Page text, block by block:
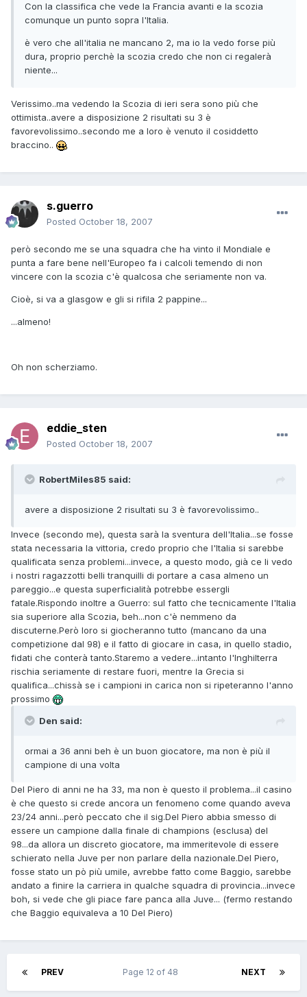
Con la classifica che vede la Francia avanti e la scozia
comunque un punto sopra l'Italia.
è vero che all'italia ne mancano 2, ma io la vedo forse più
dura, proprio perchè la scozia credo che non ci regalerà
niente...
Verissimo..ma vedendo la Scozia di ieri sera sono più che
ottimista..avere a disposizione 2 risultati su 3 è
favorevolissimo..secondo me a loro è venuto il cosiddetto
braccino..
s.guerro
Posted October 18, 2007
però secondo me se una squadra che ha vinto il Mondiale e
punta a fare bene nell'Europeo fa i calcoli temendo di non
vincere con la scozia c'è qualcosa che seriamente non va.
Cioè, si va a glasgow e gli si rifila 2 pappine...
...almeno!
Oh non scherziamo.
eddie_sten
Posted October 18, 2007
RobertMiles85 said:
avere a disposizione 2 risultati su 3 è favorevolissimo..
Invece (secondo me), questa sarà la sventura dell'Italia...se fosse
stata necessaria la vittoria, credo proprio che l'Italia si sarebbe
qualificata senza problemi...invece, a questo modo, già ce li vedo
i nostri ragazzotti belli tranquilli di portare a casa almeno un
pareggio...e questa superficialità potrebbe essergli
fatale.Rispondo inoltre a Guerro: sul fatto che tecnicamente l'Italia
sia superiore alla Scozia, beh...non c'è nemmeno da
discuterne.Però loro si giocheranno tutto (mancano da una
competizione dal 98) e il fatto di giocare in casa, in quello stadio,
fidati che conterà tanto.Staremo a vedere...intanto l'Inghilterra
rischia seriamente di restare fuori, mentre la Grecia si
qualifica...chissà se i campioni in carica non si ripeteranno l'anno
prossimo
Den said:
ormai a 36 anni beh è un buon giocatore, ma non è più il
campione di una volta
Del Piero di anni ne ha 33, ma non è questo il problema...il casino
è che questo si crede ancora un fenomeno come quando aveva
23/24 anni...però peccato che il sig.Del Piero abbia smesso di
essere un campione dalla finale di champions (esclusa) del
98...da allora un discreto giocatore, ma immeritevole di essere
schierato nella Juve per non parlare della nazionale.Del Piero,
fosse stato un pò più umile, avrebbe fatto come Baggio, sarebbe
andato a finire la carriera in qualche squadra di provincia...invece
boh, si vede che gli piace fare panca alla Juve... (fermo restando
che Baggio equivaleva a 10 Del Piero)
PREV NEXT
Page 12 of 48